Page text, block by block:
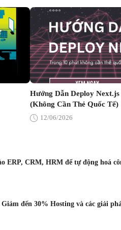
Hướng Dẫn Deploy
(Không Cần Thẻ Quốc Tế)
12/06/2026
CRM, HRM để tự động hoá
đến 30% Hosting và các giải